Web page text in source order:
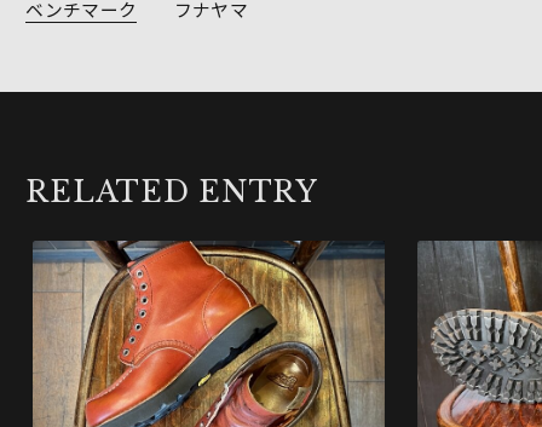
ベンチマーク フナヤマ
RELATED ENTRY